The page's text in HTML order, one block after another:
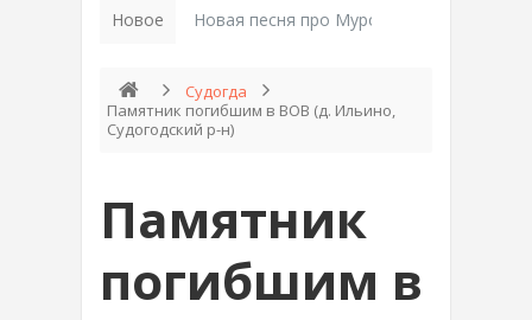
Новое Новая песня про Муром: «Былинный
Судогда
Памятник погибшим в ВОВ (д. Ильино,
Судогодский р-н)
Памятник
погибшим в